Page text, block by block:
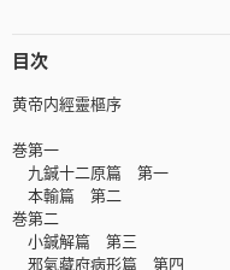
目次
黄帝内經靈樞序
巻第一
九鍼十二原篇 第一
本輸篇 第二
巻第二
小鍼解篇 第三
邪氣藏府病形篇 第四